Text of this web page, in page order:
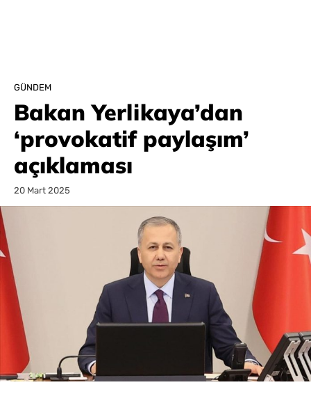
GÜNDEM
Bakan Yerlikaya’dan
‘provokatif paylaşım’
açıklaması
20 Mart 2025